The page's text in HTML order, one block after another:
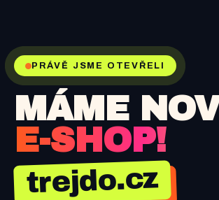
PRÁVĚ JSME OTEVŘELI
MÁME
E-SHOP!
trejdo.cz